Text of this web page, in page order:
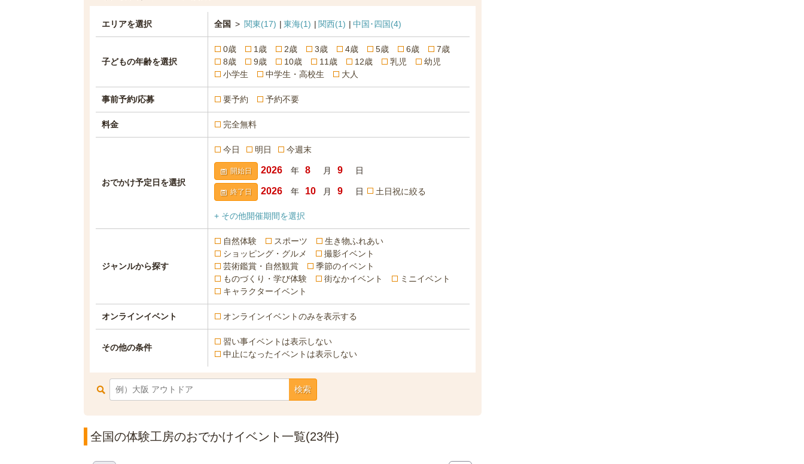
エリアを選択 全国 > 関東(17) 東海(1) 関西(1) 中国･四国(4)
子どもの年齢を選択
0歳 1歳 2歳 3歳 4歳 5歳 6歳
7歳
8歳
9歳 10歳 11歳 12歳 乳児
幼児
小学生
中学生・高校生 大人
事前予約/応募 要予約 予約不要
料金 完全無料
おでかけ予定日を選択
今日 明日 今週末
開始日 年 月 日
終了日 年 月 日 土日祝に絞る
+ その他開催期間を選択
ジャンルから探す
自然体験 スポーツ
生き物ふれあい
ショッピング・グルメ
撮影イベント
芸術鑑賞・自然観賞
季節のイベント
ものづくり・学び体験
街なかイベント
ミニイベント
キャラクターイベント
オンラインイベント オンラインイベントのみを表示する
その他の条件
習い事イベントは表示しない
中止になったイベントは表示しない
検索
全国の体験工房のおでかけイベント一覧(23件)